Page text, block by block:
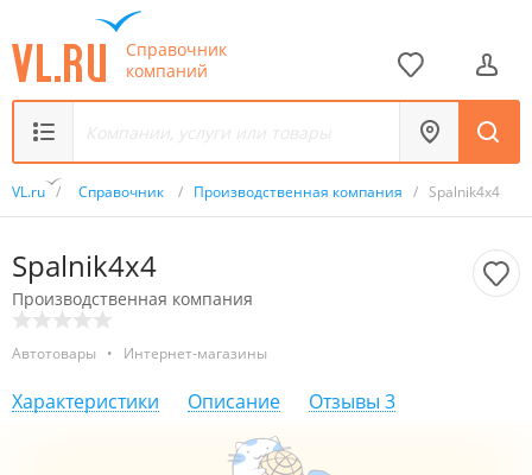
Справочник
компаний
VL.ru / Справочник / Производственная компания / Spalnik4x4
Spalnik4x4
Производственная компания
Автотовары • Интернет-магазины
Характеристики Описание Отзывы 3